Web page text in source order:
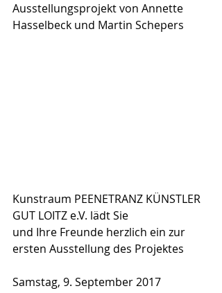
Ausstellungsprojekt von Annette
Hasselbeck und Martin Schepers
Kunstraum PEENETRANZ KÜNSTLER
GUT LOITZ e.V. lädt Sie
und Ihre Freunde herzlich ein zur
ersten Ausstellung des Projektes
Samstag, 9. September 2017